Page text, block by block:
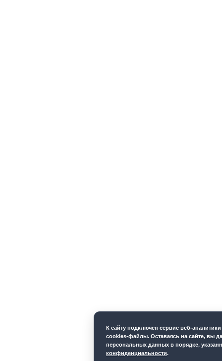
К cайту подключен сервис веб-
cookies-файлы. Оставаясь на сайте, вы
персональных данных в порядке,
конфиденциальности.